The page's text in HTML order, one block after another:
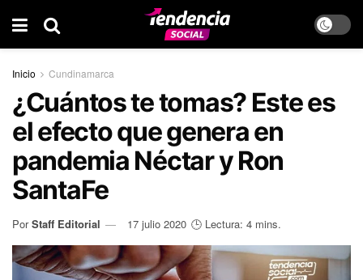
Inicio Cundinamarca
¿Cuántos te tomas? Este es
el efecto que genera en
pandemia Néctar y Ron
SantaFe
Por Staff Editorial 17 julio 2020 🕒 Lectura: 4 mins.